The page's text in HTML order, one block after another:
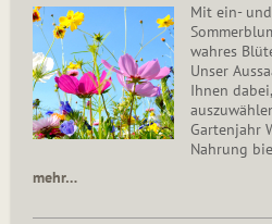
Mit ein-
wahres
Unser
Ihnen
Gartenjahr
Nahrung
mehr…